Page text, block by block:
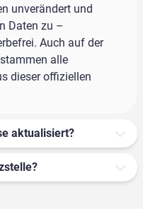
unverändert und
Daten zu –
Auch auf der
alle
dieser offiziellen
aktualisiert?